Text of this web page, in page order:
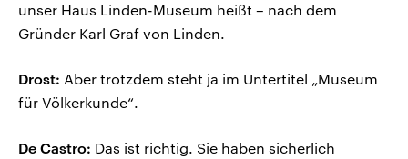
unser Haus Linden-Museum heißt – nach dem
Gründer Karl Graf von Linden.
Drost: Aber trotzdem steht ja im Untertitel „Museum
für Völkerkunde“.
De Castro: Das ist richtig. Sie haben sicherlich